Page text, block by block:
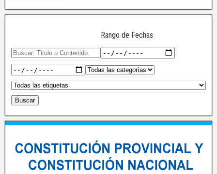
Rango de Fechas